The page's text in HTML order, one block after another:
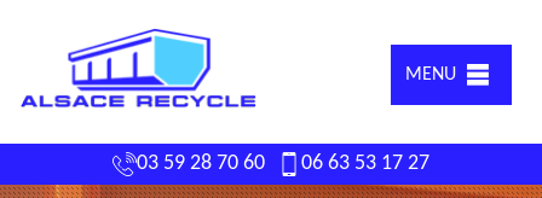
MENU
03 59 28 70 60 06 63 53 17 27